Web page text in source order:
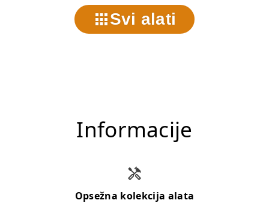
Svi alati
Informacije
Opsežna kolekcija alata